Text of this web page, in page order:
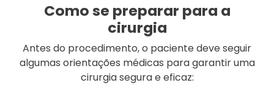
Como se preparar para a
cirurgia
Antes do procedimento, o paciente deve seguir
algumas orientações médicas para garantir uma
cirurgia segura e eficaz: